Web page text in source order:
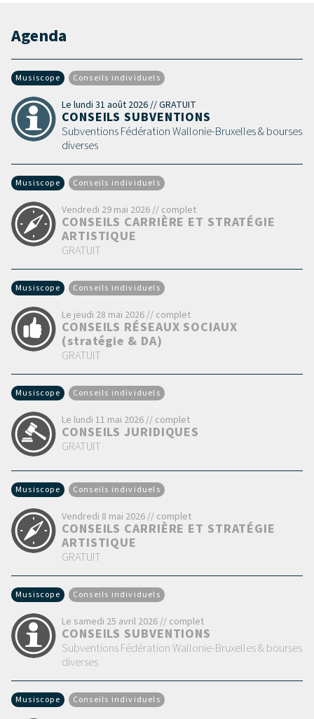
Agenda
Musiscope Conseils individuels
Le lundi 31 août 2026 // GRATUIT
CONSEILS SUBVENTIONS
Subventions Fédération Wallonie-Bruxelles & bourses
diverses
Musiscope Conseils individuels
Vendredi 29 mai 2026 // complet
CONSEILS CARRIÈRE ET STRATÉGIE
ARTISTIQUE
GRATUIT
Musiscope Conseils individuels
Le jeudi 28 mai 2026 // complet
CONSEILS RÉSEAUX SOCIAUX
(stratégie & DA)
GRATUIT
Musiscope Conseils individuels
Le lundi 11 mai 2026 // complet
CONSEILS JURIDIQUES
GRATUIT
Musiscope Conseils individuels
Vendredi 8 mai 2026 // complet
CONSEILS CARRIÈRE ET STRATÉGIE
ARTISTIQUE
GRATUIT
Musiscope Conseils individuels
Le samedi 25 avril 2026 // complet
CONSEILS SUBVENTIONS
Subventions Fédération Wallonie-Bruxelles & bourses
diverses
Musiscope Conseils individuels